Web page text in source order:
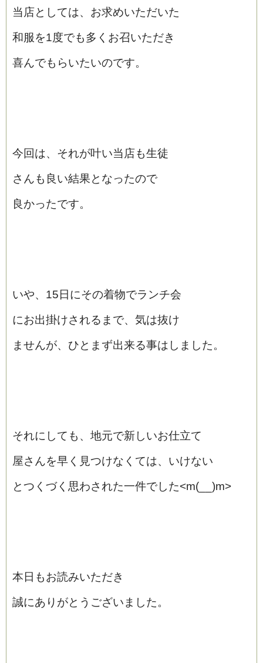
当店としては、お求めいただいた
和服を1度でも多くお召いただき
喜んでもらいたいのです。
今回は、それが叶い当店も生徒
さんも良い結果となったので
良かったです。
いや、15日にその着物でランチ会
にお出掛けされるまで、気は抜け
ませんが、ひとまず出来る事はしました。
それにしても、地元で新しいお仕立て
屋さんを早く見つけなくては、いけない
とつくづく思わされた一件でした<m(__)m>
本日もお読みいただき
誠にありがとうございました。